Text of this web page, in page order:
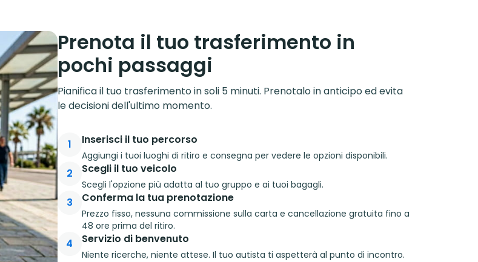
Prenota il tuo trasferimento in
pochi passaggi
Pianifica il tuo trasferimento in soli 5 minuti. Prenotalo in anticipo ed evita
le decisioni dell'ultimo momento.
1 Inserisci il tuo percorso
Aggiungi i tuoi luoghi di ritiro e consegna per vedere le opzioni disponibili.
2 Scegli il tuo veicolo
Scegli l'opzione più adatta al tuo gruppo e ai tuoi bagagli.
3 Conferma la tua prenotazione
Prezzo fisso, nessuna commissione sulla carta e cancellazione gratuita fino a
48 ore prima del ritiro.
4 Servizio di benvenuto
Niente ricerche, niente attese. Il tuo autista ti aspetterà al punto di incontro.